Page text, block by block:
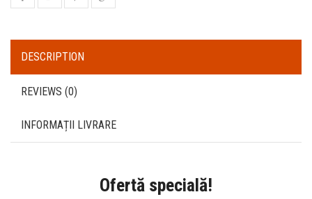
DESCRIPTION
REVIEWS (0)
INFORMAȚII LIVRARE
Ofertă specială!